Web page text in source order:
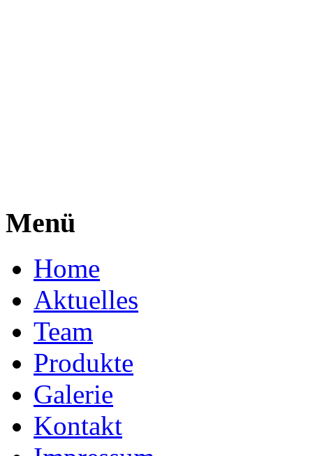
Menü
Home
Aktuelles
Team
Produkte
Galerie
Kontakt